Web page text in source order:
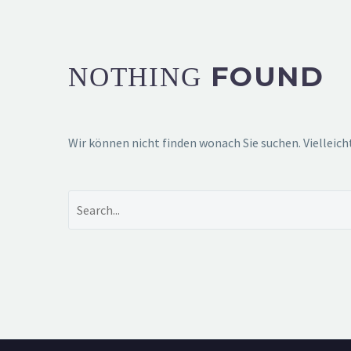
NOTHING FOUND
Wir können nicht finden wonach Sie suchen.